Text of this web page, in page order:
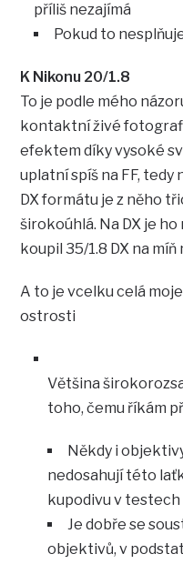
příliš nezajímá
Pokud to
K Nikonu 20/1.8
To je podle mého
kontaktní živé
efektem díky vysoké
uplatní spíš na FF,
DX formátu je z něho
širokoúhlá. Na DX je ho
koupil 35/1.8 DX na
A to je vcelku celá
ostrosti
Většina
toho, čemu říkám
Někdy i
nedosahují této
kupodivu v
Je dobře se
objektivů, v